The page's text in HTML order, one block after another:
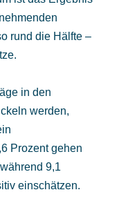
rund die Hälfte –
in den
werden,
Prozent gehen
9,1
einschätzen.